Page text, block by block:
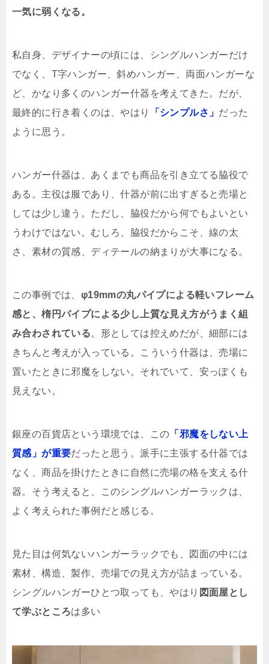
一気に弱くなる。
私自身、デザイナーの頃には、シングルハンガーだけ
でなく、T字ハンガー、斜めハンガー、両面ハンガーな
ど、かなり多くのハンガー什器を考えてきた。だが、
最終的に行き着くのは、やはり
「シンプルさ」 だった
ように思う。
ハンガー什器は、あくまでも商品を引き立てる脇役で
ある。主役は服であり、什器が前に出すぎると売場と
しては少し違う。ただし、脇役だから何でもよいとい
うわけではない。むしろ、脇役だからこそ、線の太
さ、素材の質感、ディテールの納まりが大事になる。
この事例では、 φ19mmの丸パイプによる軽いフレーム
感と、楕円パイプによる少し上質な見え方がうまく組
み合わされている。形としては控えめだが、細部には
きちんと考えが入っている。こういう什器は、売場に
置いたときに邪魔をしない。それでいて、安っぽくも
見えない。
銀座の百貨店という環境では、この 「邪魔をしない上
質感」が重要だったと思う。派手に主張する什器では
なく、商品を掛けたときに自然に売場の格を支える什
器。そう考えると、このシングルハンガーラックは、
よく考えられた事例だと感じる。
見た目は何気ないハンガーラックでも、図面の中には
素材、構造、製作、売場での見え方が詰まっている。
シングルハンガーひとつ取っても、やはり 図面屋とし
て学ぶところは多い